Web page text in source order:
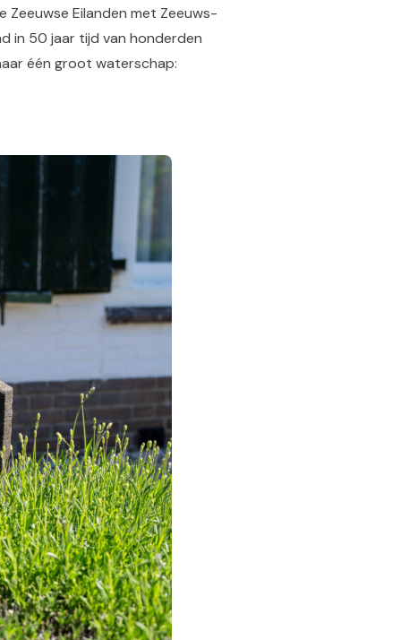
Zeeuwse Eilanden met Zeeuws-
in 50 jaar tijd van honderden
één groot waterschap: